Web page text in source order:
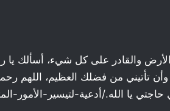
والأرض والقادر على كل شيء، أسألك يا
تأتيني من فضلك العظيم، اللهم
يا الله./أدعية-لتيسير-الأمور-